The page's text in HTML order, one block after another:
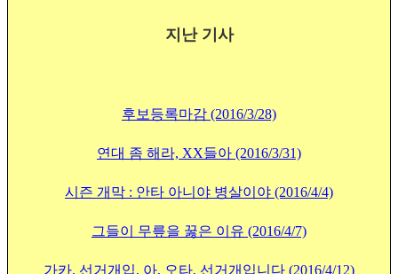
지난 기사
후보등록마감 (2016/3/28)
연대 좀 해라, XX들아 (2016/3/31)
시즌 개막 : 안타 아니야 병살이야 (2016/4/4)
그들이 무릎을 꿇은 이유 (2016/4/7)
가카, 선거개입, 아, 오타, 선거개입니다 (2016/4/12)